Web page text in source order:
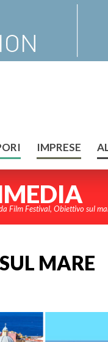
IMPRESE
Film Festival, Obiettivo sul
MARE